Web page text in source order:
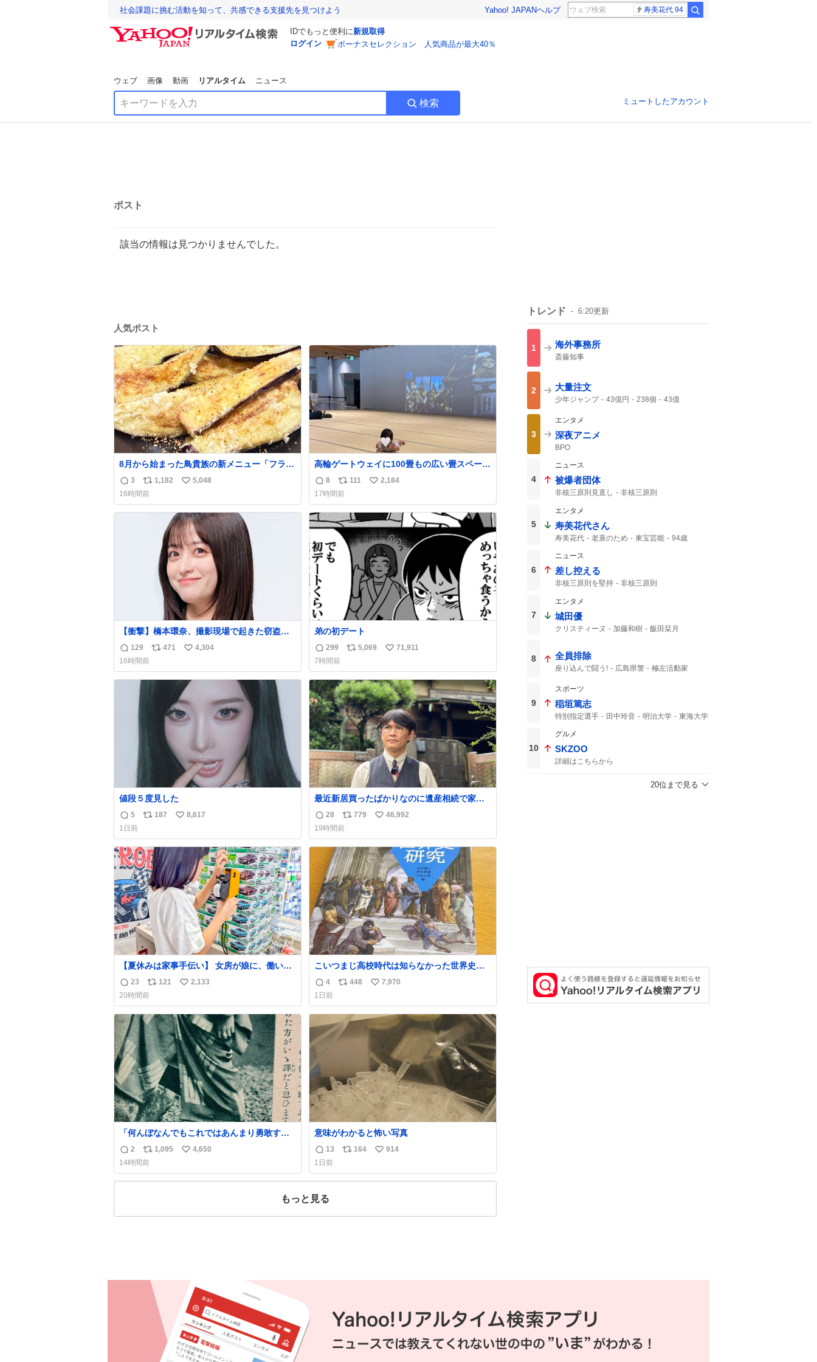
社会課題に挑む活動を知って、共感できる支援先を見つけよう Yahoo! JAPANヘルプ 寿美花代 94
IDでもっと便利に新規取得
ログイン
ボーナスセレクション 人気商品が最大40％
ウェブ 画像 動画 リアルタイム ニュース
検索 ミュートしたアカウント
ポスト
該当の情報は見つかりませんでした。
人気ポスト
8月から始まった鳥貴族の新メニュー「フライ
返
信
数
3
リ
ポ
ス
1,182
い
ね
数
5,048
16時間前
高輪ゲートウェイに100畳もの広い畳スペース
を作ってくれた人本当にありがとう🥹🙏 おか
げで遠くから一生懸命ずり這いで私めがけて
来てくれる娘を、思う存分眺められました🤣
💖 📍MoN Takanawa 4F
返
信
数
8
リ
ポ
ス
ト
数
111
い
ね
数
2,184
17時間前
【衝撃】橋本環奈、撮影現場で起きた窃盗事
件を明かす「警察が来てました」
news.livedoor.com/article/detail… 橋本は
「撮影現場で照明さんのケーブルが盗まれ
て…。廃工場とかで撮影してたんですけど。
警察が来てました」と述懐。専門家も「銅の
価値が上がってるんですよね…」と反応し
返
信
数
129
リ
ス
471
い
ね
数
4,304
16時間前
弟の初デート
返
信
数
299
リ
ス
ト
数
5,069
い
ね
数
71,911
7時間前
値段５度見した
返
信
数
5
リ
ス
ト
数
187
い
ね
数
8,617
1日前
最近新居買ったばかりなのに遺産相続で家も
らっちゃった長男
返
信
数
28
リ
ポ
ス
ト
数
779
い
ね
数
46,992
19時間前
【夏休みは家事手伝い】 女房が娘に、働いた
らバイト代もらえば？と言ったら、娘は、い
らない、と言って黙々と働いてくれました。
あとでソフトクリーム買ってやろうと思いま
した。
返
信
数
23
リ
ポ
ス
ト
数
121
い
ね
数
2,133
20時間前
こいつまじ高校時代は知らなかった世界史が
溢れすぎてて𝑩𝑰𝑮 𝑳𝑶𝑽𝑬＿＿
返
信
数
4
リ
ス
ト
数
448
い
ね
数
7,970
1日前
「何んぼなんでもこれではあんまり勇敢すぎ
ます。」 女性の立ち振る舞い指南コーナー
で、大股を「下品」や「はしたない」という
言葉を使わず「勇敢すぎます」と洒落っ気た
っぷりにたしなめる当時の言葉選びよ 勇敢す
返
信
数
2
リ
ポ
ス
1,095
い
ね
4,650
14時間前
意味がわかると怖い写真
返
信
数
13
リ
ス
164
い
ね
914
1日前
もっと見る
トレンド 6:20更新
1 海外事務所
斎藤知事
2 大量注文
少年ジャンプ 43億円 238個
43億
3
エンタメ
深夜アニメ
BPO
4
ニュース
被爆者団体
非核三原則見直し 非核三原則
5
エンタメ
寿美花代さん
寿美花代 老衰のため 東宝芸能
94歳
最期の最期まで...
6
ニュース
差し控える
非核三原則を堅持
非核三原則
7
エンタメ
城田優
クリスティーヌ 加藤和樹
飯田栞月
8 全員排除
座り込んで闘う! 広島県警
極左活動家
9
スポーツ
稲垣篤志
特別指定選手 田中玲音 明治大学
東海大学
10
グルメ
SKZOO
詳細はこちらから
20位まで見る